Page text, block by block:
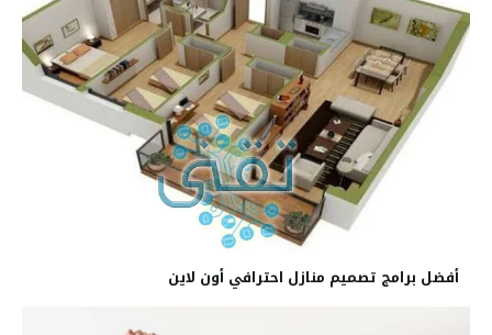
أفضل برامج تصميم منازل احترافي أون لاين